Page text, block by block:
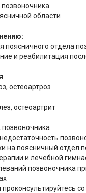
области
поясничного отдела
и реабилитация
остеоартроз
остеоартрит
позвоночника
на поясничный отдел
и лечебной
позвоночника